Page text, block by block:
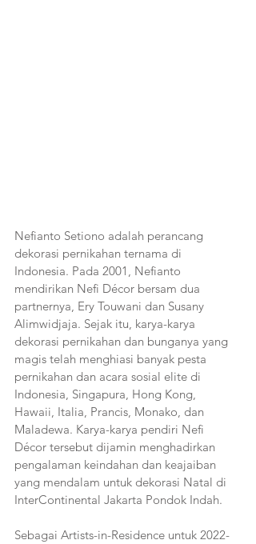
Nefianto Setiono adalah perancang
dekorasi pernikahan ternama di
Indonesia. Pada 2001, Nefianto
mendirikan Nefi Décor bersam dua
partnernya, Ery Touwani dan Susany
Alimwidjaja. Sejak itu, karya-karya
dekorasi pernikahan dan bunganya yang
magis telah menghiasi banyak pesta
pernikahan dan acara sosial elite di
Indonesia, Singapura, Hong Kong,
Hawaii, Italia, Prancis, Monako, dan
Maladewa. Karya-karya pendiri Nefi
Décor tersebut dijamin menghadirkan
pengalaman keindahan dan keajaiban
yang mendalam untuk dekorasi Natal di
InterContinental Jakarta Pondok Indah.
Sebagai Artists-in-Residence untuk 2022-